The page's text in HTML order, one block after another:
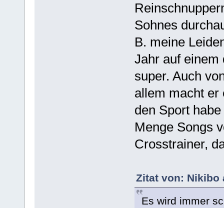
Sohnes
B. meine
Jahr auf einem
super. Auch
allem macht er
den Sport
Menge Songs
Crosstrainer,
Zitat von: Nikibo
Es wird immer